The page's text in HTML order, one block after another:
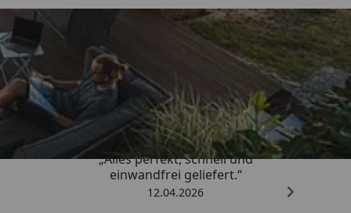
Trusted Shops
5,00/ 5
„Alles perfekt, schnell und
einwandfrei geliefert.“
12.04.2026